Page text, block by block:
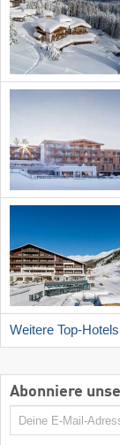
Weitere Top-Hotels
Abonniere
E-